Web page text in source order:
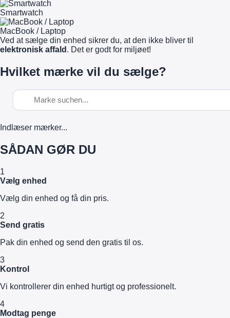
Smartwatch
MacBook / Laptop
Ved at sælge din enhed sikrer du, at den ikke bliver til
elektronisk affald . Det er godt for miljøet!
Hvilket mærke vil du sælge?
Indlæser mærker...
SÅDAN GØR DU
1
Vælg enhed
Vælg din enhed og få din pris.
2
Send gratis
Pak din enhed og send den gratis til os.
3
Kontrol
Vi kontrollerer din enhed hurtigt og professionelt.
4
Modtag penge